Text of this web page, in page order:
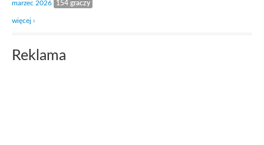
marzec 2026
154 graczy
więcej ›
Reklama